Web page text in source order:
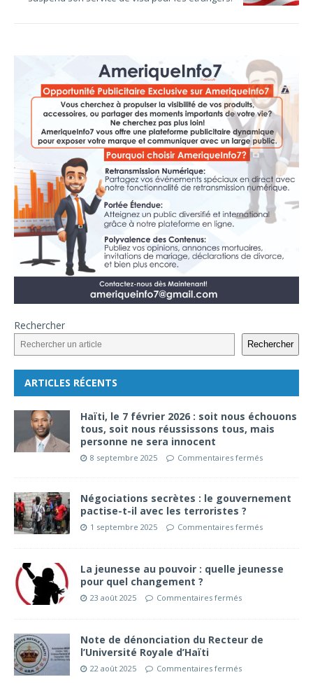
Rechercher
Rechercher
ARTICLES RÉCENTS
Haïti, le 7 février 2026 : soit nous échouons
tous, soit nous réussissons tous, mais
personne ne sera innocent
8 septembre 2025 Commentaires fermés
Négociations secrètes : le gouvernement
pactise-t-il avec les terroristes ?
1 septembre 2025 Commentaires fermés
La jeunesse au pouvoir : quelle jeunesse
pour quel changement ?
23 août 2025 Commentaires fermés
Note de dénonciation du Recteur de
l’Université Royale d’Haïti
22 août 2025 Commentaires fermés